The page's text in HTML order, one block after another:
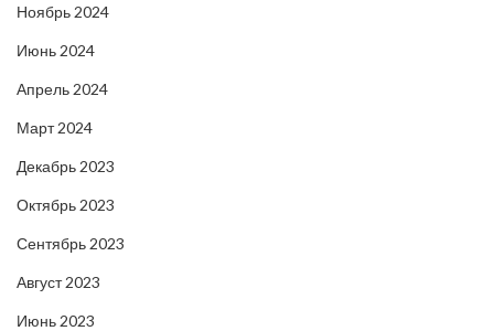
Ноябрь 2024
Июнь 2024
Апрель 2024
Март 2024
Декабрь 2023
Октябрь 2023
Сентябрь 2023
Август 2023
Июнь 2023